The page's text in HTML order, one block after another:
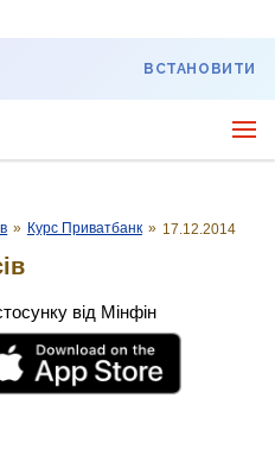
ВСТАНОВИТИ
» Курс Приватбанк » 17.12.2014
від Мінфін